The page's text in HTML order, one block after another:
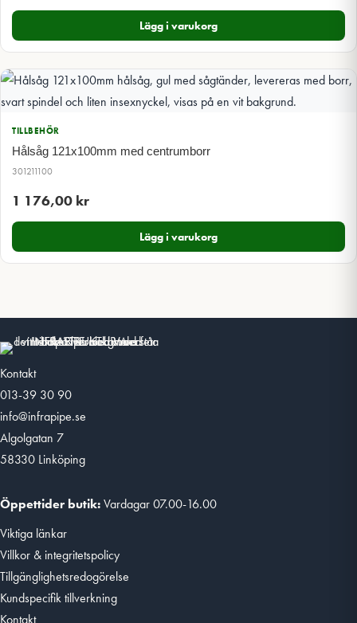
Lägg i varukorg
TILLBEHÖR
Hålsåg 121x100mm med centrumborr
301211100
1 176,00 kr
Lägg i varukorg
Kontakt
013-39 30 90
info@infrapipe.se
Algolgatan 7
58330 Linköping
Öppettider butik:Vardagar 07.00-16.00
Viktiga länkar
Villkor & integritetspolicy
Tillgänglighetsredogörelse
Kundspecifik tillverkning
Kontakt